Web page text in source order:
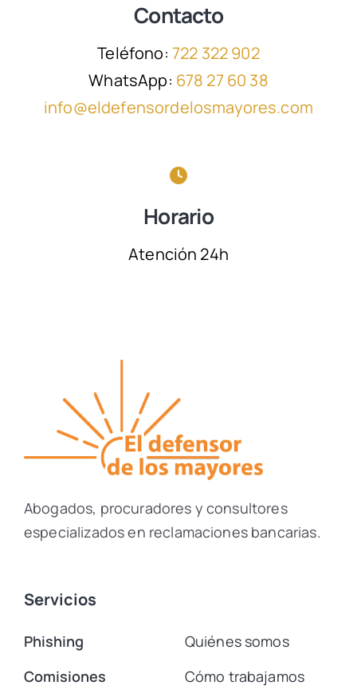
Contacto
Teléfono: 722 322 902
WhatsApp: 678 27 60 38
info@eldefensordelosmayores.com
Horario
Atención 24h
Abogados, procuradores y consultores
especializados en reclamaciones bancarias.
Servicios
Phishing
Comisiones
Quiénes somos
Cómo trabajamos